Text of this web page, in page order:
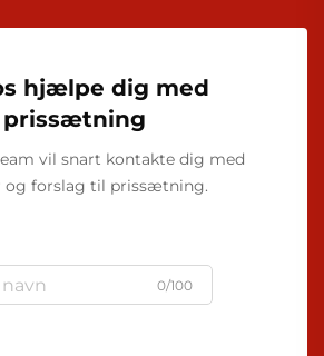
hjælpe dig med
prissætning
vil snart kontakte dig med
og forslag til prissætning.
0/100